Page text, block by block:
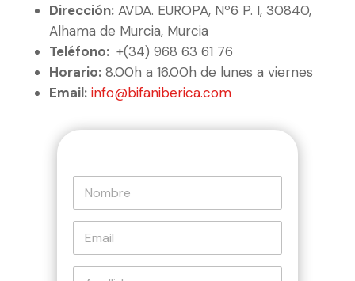
Dirección:AVDA. EUROPA, Nº6 P. I, 30840,
Alhama de Murcia, Murcia
Teléfono: +(34) 968 63 61 76
Horario:8.00h a 16.00h de lunes a viernes
Email: info@bifaniberica.com